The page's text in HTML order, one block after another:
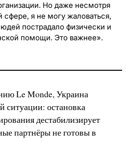
Но даже несмотря
сфере, я не могу жаловаться,
пострадало физически и
помощи. Это важнее».
Le Monde, Украина
ситуации: остановка
дестабилизирует
партнёры не готовы в